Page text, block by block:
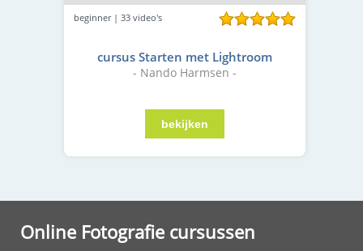
beginner | 33 video's
cursus Starten met Lightroom
- Nando Harmsen -
Online Fotografie cursussen